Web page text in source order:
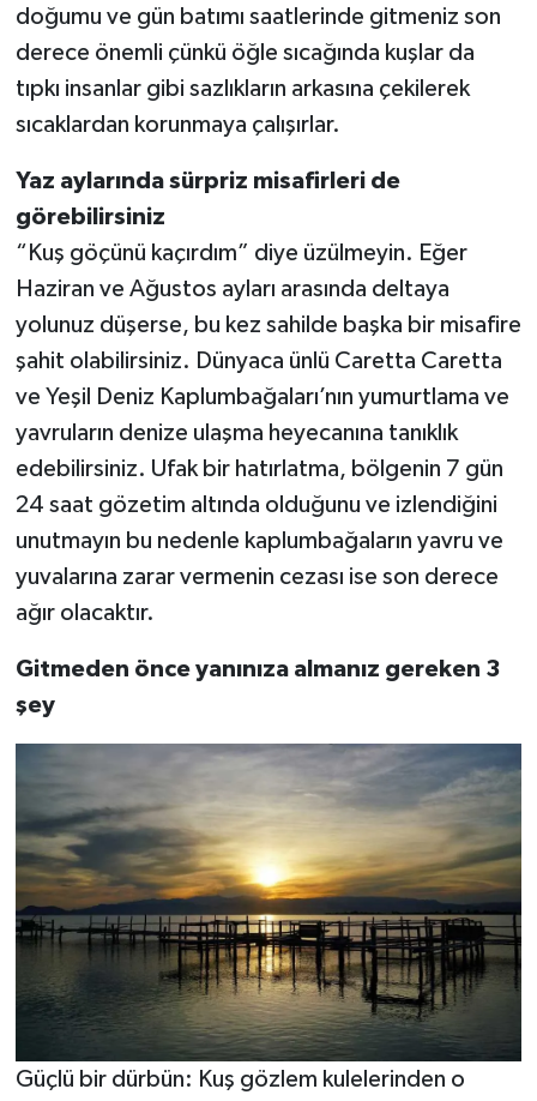
doğumu ve gün batımı saatlerinde gitmeniz son
derece önemli çünkü öğle sıcağında kuşlar da
tıpkı insanlar gibi sazlıkların arkasına çekilerek
sıcaklardan korunmaya çalışırlar.
Yaz aylarında sürpriz misafirleri de
görebilirsiniz
“Kuş göçünü kaçırdım” diye üzülmeyin. Eğer
Haziran ve Ağustos ayları arasında deltaya
yolunuz düşerse, bu kez sahilde başka bir misafire
şahit olabilirsiniz. Dünyaca ünlü Caretta Caretta
ve Yeşil Deniz Kaplumbağaları’nın yumurtlama ve
yavruların denize ulaşma heyecanına tanıklık
edebilirsiniz. Ufak bir hatırlatma, bölgenin 7 gün
24 saat gözetim altında olduğunu ve izlendiğini
unutmayın bu nedenle kaplumbağaların yavru ve
yuvalarına zarar vermenin cezası ise son derece
ağır olacaktır.
Gitmeden önce yanınıza almanız gereken 3
şey
Güçlü bir dürbün: Kuş gözlem kulelerinden o